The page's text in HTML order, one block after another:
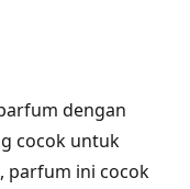
dengan
cocok untuk
parfum ini cocok